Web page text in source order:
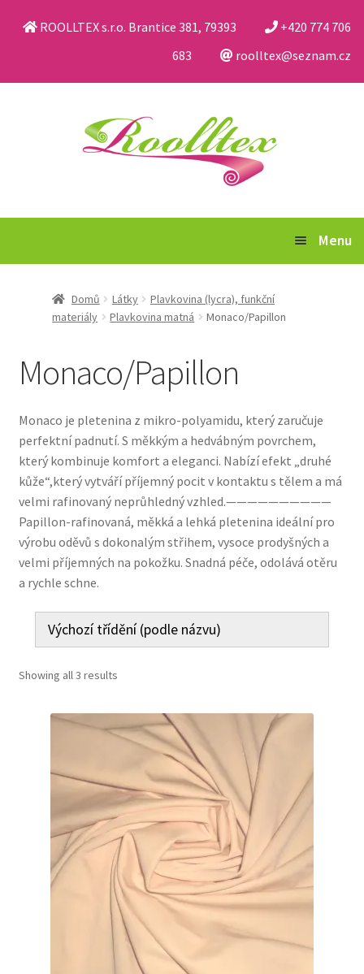
ROOLLTEX s.r.o. Brantice 381, 79393
+420 774 706
683
roolltex@seznam.cz
Menu
Obchodní podmínky a reklamační řád
Jak nakupovat
Aktuality
Kontakt
Domů Látky
Plavkovina (lycra), funkční
materiály
Plavkovina matná Monaco/Papillon
Monaco/Papillon
Monaco je pletenina z mikro-polyamidu, který zaručuje
perfektní padnutí. S měkkým a hedvábným povrchem,
který kombinuje komfort a eleganci. Nabízí efekt „druhé
kůže“,který vytváří příjemný pocit v kontaktu s tělem a má
velmi rafinovaný neprůhledný vzhled.——————————
Papillon-rafinovaná, měkká a lehká pletenina ideální pro
výrobu oděvů s dokonalým střihem, vysoce prodyšných a
velmi příjemných na pokožku. Snadná péče, odolává otěru
a rychle schne.
Showing all 3 results